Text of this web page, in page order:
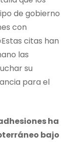
de gobierno
con
citas han
las
su
para el
ha
bajo